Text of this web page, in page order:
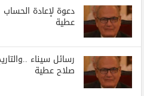
دعوة لإعادة
عطية
صلاح عطية